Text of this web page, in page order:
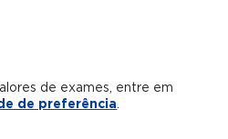
de exames, entre em
de preferência.